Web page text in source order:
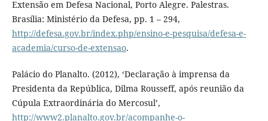
Extensão em Defesa Nacional, Porto Alegre. Palestras.
Brasília: Ministério da Defesa, pp. 1 – 294,
http://defesa.gov.br/index.php/ensino-e-pesquisa/defesa-e-
academia/curso-de-extensao.
Palácio do Planalto. (2012), ‘Declaração à imprensa da
Presidenta da República, Dilma Rousseff, após reunião da
Cúpula Extraordinária do Mercosul’,
http://www2.planalto.gov.br/acompanhe-o-